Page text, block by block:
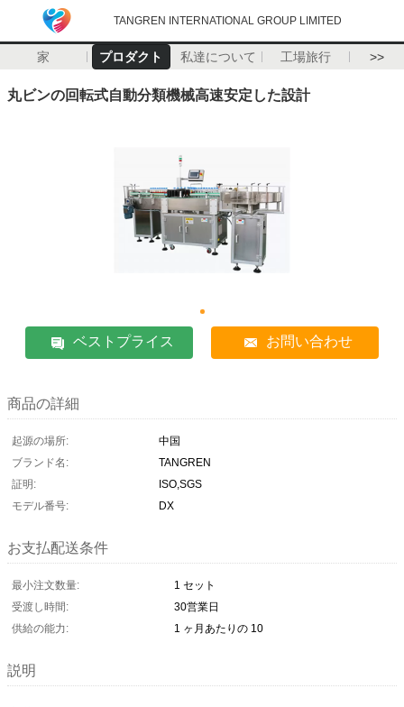
TANGREN INTERNATIONAL GROUP LIMITED
家 プロダクト 私達について 工場旅行 >>
丸ビンの回転式自動分類機械高速安定した設計
ベストプライス お問い合わせ
商品の詳細
起源の場所:
中国
ブランド名:
TANGREN
証明:
ISO,SGS
モデル番号:
DX
お支払配送条件
最小注文数量:
1 セット
受渡し時間:
30営業日
供給の能力:
1 ヶ月あたりの 10
説明